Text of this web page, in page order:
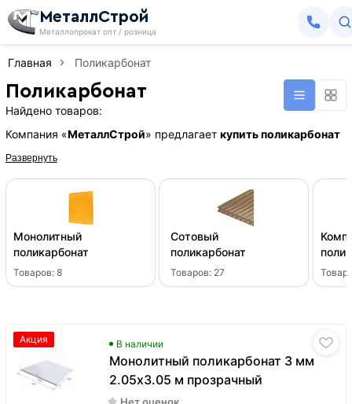
МеталлСтрой
Металлопрокат опт / розница
Главная Поликарбонат
Поликарбонат
Найдено товаров:
Компания «МеталлСтрой» предлагает купить поликарбонат
Развернуть
Монолитный
поликарбонат
Товаров: 8
Сотовый
поликарбонат
Товаров: 27
В наличии
Монолитный поликарбонат 3 мм
2.05х3.05 м прозрачный
Акция